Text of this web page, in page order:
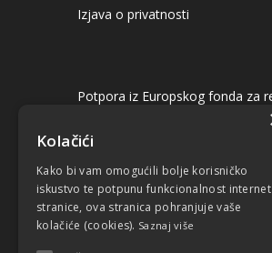
Izjava o privatnosti
Potpora iz Europskog fonda za
Kolačići
Kako bi vam omogućili bolje korisničko
iskustvo te potpunu funkcionalnost internet
stranice, ova stranica pohranjuje vaše
kolačiće (cookies). Saznaj više